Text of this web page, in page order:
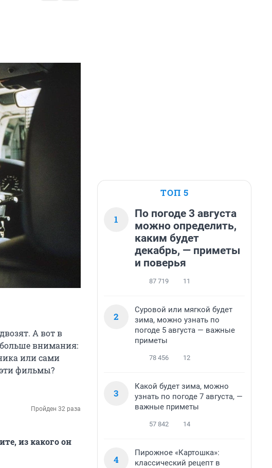
А вот в
внимания:
или сами
фильмы?
Пройден 32 раза
из какого он
ТОП 5
1
По погоде 3 августа
можно определить,
каким будет
декабрь, — приметы
и поверья
87 719 11
2
Суровой или мягкой будет
зима, можно узнать по
погоде 5 августа — важные
приметы
78 456 12
3
Какой будет зима, можно
узнать по погоде 7 августа, —
важные приметы
57 842 14
4
Пирожное «Картошка»:
классический рецепт в